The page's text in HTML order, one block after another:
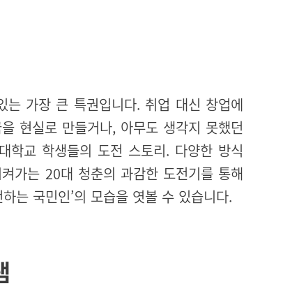
는 가장 큰 특권입니다. 취업 대신 창업에
현실로 만들거나, 아무도 생각지 못했던
학교 학생들의 도전 스토리. 다양한 방식
가는 20대 청춘의 과감한 도전기를 통해
는 국민인’의 모습을 엿볼 수 있습니다.